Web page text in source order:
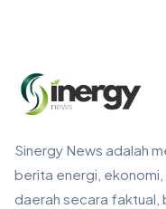
Sinergy News adalah
berita energi,
daerah secara faktual,